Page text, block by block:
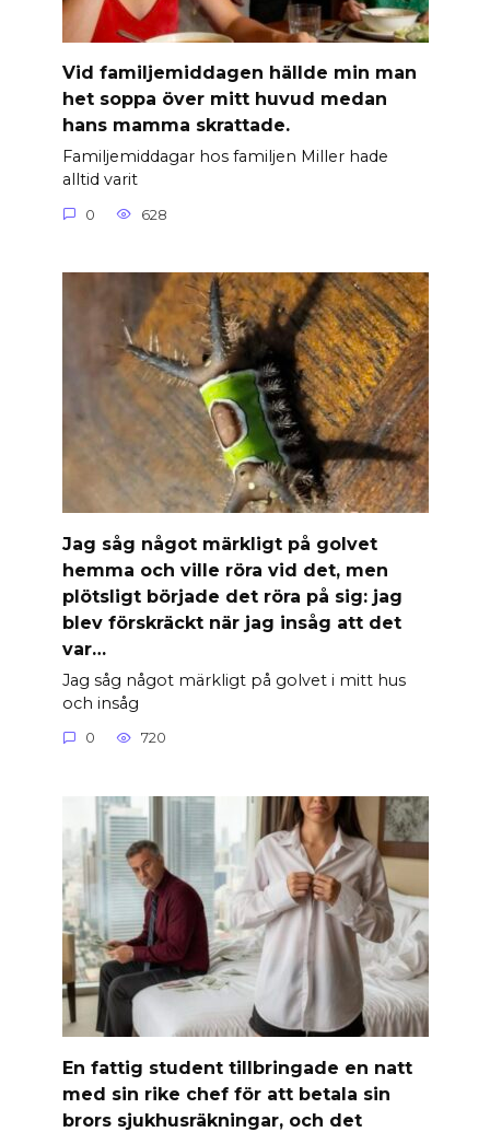
Vid familjemiddagen hällde min man
het soppa över mitt huvud medan
hans mamma skrattade.
Familjemiddagar hos familjen Miller hade
alltid varit
0 628
Jag såg något märkligt på golvet
hemma och ville röra vid det, men
plötsligt började det röra på sig: jag
blev förskräckt när jag insåg att det
var…
Jag såg något märkligt på golvet i mitt hus
och insåg
0 720
En fattig student tillbringade en natt
med sin rike chef för att betala sin
brors sjukhusräkningar, och det